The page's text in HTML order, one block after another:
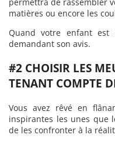
matières ou encore les
Quand votre enfant est
demandant son avis.
#2 CHOISIR LES
TENANT COMPTE
Vous avez rêvé en
inspirantes les unes que
de les confronter à la